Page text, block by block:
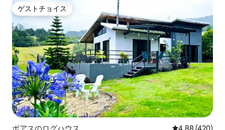
ゲストチョイス
ゲストチョイス